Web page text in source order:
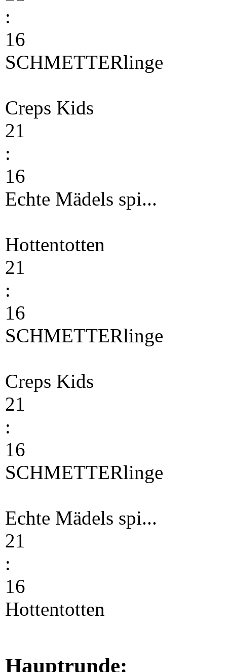
:
16
SCHMETTERlinge
Creps Kids
21
:
16
Echte Mädels spi...
Hottentotten
21
:
16
SCHMETTERlinge
Creps Kids
21
:
16
SCHMETTERlinge
Echte Mädels spi...
21
:
16
Hottentotten
Hauptrunde: